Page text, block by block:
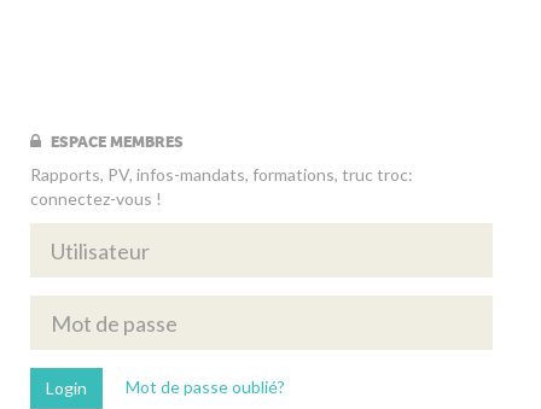
ESPACE MEMBRES
Rapports, PV, infos-mandats, formations, truc troc:
connectez-vous !
Mot de passe oublié?